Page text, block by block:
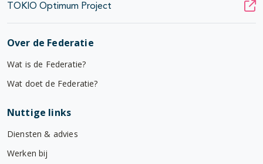
TOKIO Optimum Project
Over de Federatie
Wat is de Federatie?
Wat doet de Federatie?
Nuttige links
Diensten & advies
Werken bij